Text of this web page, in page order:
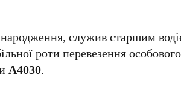
служив старшим
роти перевезення
А4030.